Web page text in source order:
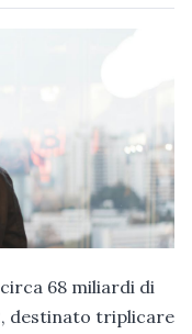
68 miliardi di
destinato triplicare